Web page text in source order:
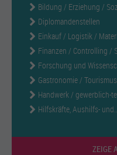
Bildung / Erziehung /
Diplomandenstellen
Einkauf / Logistik /
Finanzen / Controlling /
Forschung und
Gastronomie / Tourismus
Handwerk / gewerblich-
Hilfskräfte, Aushilfs-
ZEIGE